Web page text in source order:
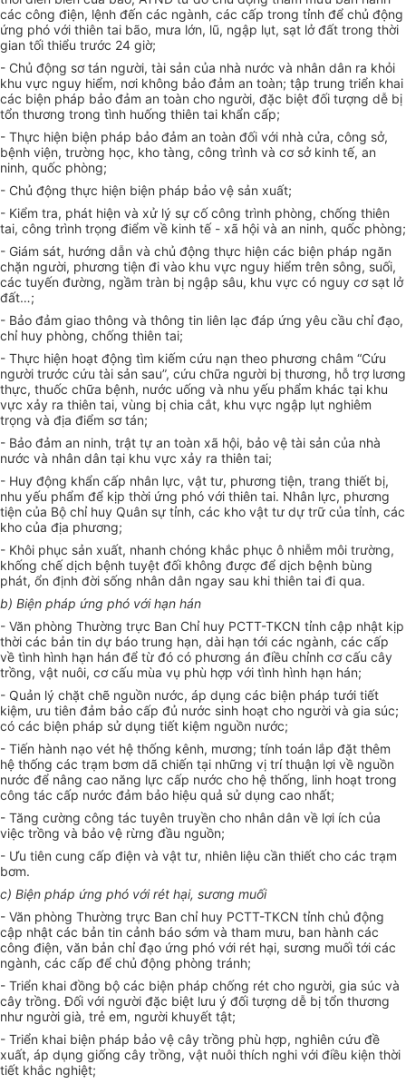
các công điện, lệnh đến các ngành, các cấp trong tỉnh để chủ động
ứng phó với thiên tai bão, mưa lớn, lũ, ngập lụt, sạt lở đất trong thời
gian tối thiểu trước 24 giờ;
- Chủ động sơ tán người, tài sản của nhà nước và nhân dân ra khỏi
khu vực nguy hiểm, nơi không bảo đảm an toàn; tập trung triển khai
các biện pháp bảo đảm an toàn cho người, đặc biệt đối tượng dễ bị
tổn thương trong tình huống thiên tai khẩn cấp;
- Thực hiện biện pháp bảo đảm an toàn đối với nhà cửa, công sở,
bệnh viện, trường học, kho tàng, công trình và cơ sở kinh tế, an
ninh, quốc phòng;
- Chủ động thực hiện biện pháp bảo vệ sản xuất;
- Kiểm tra, phát hiện và xử lý sự cố công trình phòng, chống thiên
tai, công trình trọng điểm về kinh tế - xã hội và an ninh, quốc phòng;
- Giám sát, hướng dẫn và chủ động thực hiện các biện pháp ngăn
chặn người, phương tiện đi vào khu vực nguy hiểm trên sông, suối,
các tuyến đường, ngầm tràn bị ngập sâu, khu vực có nguy cơ sạt lở
đất…;
- Bảo đảm giao thông và thông tin liên lạc đáp ứng yêu cầu chỉ đạo,
chỉ huy phòng, chống thiên tai;
- Thực hiện hoạt động tìm kiếm cứu nạn theo phương châm “Cứu
người trước cứu tài sản sau”, cứu chữa người bị thương, hỗ trợ lương
thực, thuốc chữa bệnh, nước uống và nhu yếu phẩm khác tại khu
vực xảy ra thiên tai, vùng bị chia cắt, khu vực ngập lụt nghiêm
trọng và địa điểm sơ tán;
- Bảo đảm an ninh, trật tự an toàn xã hội, bảo vệ tài sản của nhà
nước và nhân dân tại khu vực xảy ra thiên tai;
- Huy động khẩn cấp nhân lực, vật tư, phương tiện, trang thiết bị,
nhu yếu phẩm để kịp thời ứng phó với thiên tai. Nhân lực, phương
tiện của Bộ chỉ huy Quân sự tỉnh, các kho vật tư dự trữ của tỉnh, các
kho của địa phương;
- Khôi phục sản xuất, nhanh chóng khắc phục ô nhiễm môi trường,
khống chế dịch bệnh tuyệt đối không được để dịch bệnh bùng
phát, ổn định đời sống nhân dân ngay sau khi thiên tai đi qua.
b) Biện pháp ứng phó với hạn hán
- Văn phòng Thường trực Ban Chỉ huy PCTT-TKCN tỉnh cập nhật kịp
thời các bản tin dự báo trung hạn, dài hạn tới các ngành, các cấp
về tình hình hạn hán để từ đó có phương án điều chỉnh cơ cấu cây
trồng, vật nuôi, cơ cấu mùa vụ phù hợp với tình hình hạn hán;
- Quản lý chặt chẽ nguồn nước, áp dụng các biện pháp tưới tiết
kiệm, ưu tiên đảm bảo cấp đủ nước sinh hoạt cho người và gia súc;
có các biện pháp sử dụng tiết kiệm nguồn nước;
- Tiến hành nạo vét hệ thống kênh, mương; tính toán lắp đặt thêm
hệ thống các trạm bơm dã chiến tại những vị trí thuận lợi về nguồn
nước để nâng cao năng lực cấp nước cho hệ thống, linh hoạt trong
công tác cấp nước đảm bảo hiệu quả sử dụng cao nhất;
- Tăng cường công tác tuyên truyền cho nhân dân về lợi ích của
việc trồng và bảo vệ rừng đầu nguồn;
- Ưu tiên cung cấp điện và vật tư, nhiên liệu cần thiết cho các trạm
bơm.
c) Biện pháp ứng phó với rét hại, sương muối
- Văn phòng Thường trực Ban chỉ huy PCTT-TKCN tỉnh chủ động
cập nhật các bản tin cảnh báo sớm và tham mưu, ban hành các
công điện, văn bản chỉ đạo ứng phó với rét hại, sương muối tới các
ngành, các cấp để chủ động phòng tránh;
- Triển khai đồng bộ các biện pháp chống rét cho người, gia súc và
cây trồng. Đối với người đặc biệt lưu ý đối tượng dễ bị tổn thương
như người già, trẻ em, người khuyết tật;
- Triển khai biện pháp bảo vệ cây trồng phù hợp, nghiên cứu đề
xuất, áp dụng giống cây trồng, vật nuôi thích nghi với điều kiện thời
tiết khắc nghiệt;